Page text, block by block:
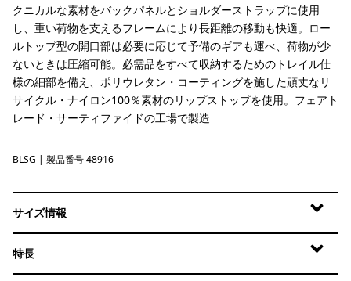
クニカルな素材をバックパネルとショルダーストラップに使用
し、重い荷物を支えるフレームにより長距離の移動も快適。ロー
ルトップ型の開口部は必要に応じて予備のギアも運べ、荷物が少
ないときは圧縮可能。必需品をすべて収納するためのトレイル仕
様の細部を備え、ポリウレタン・コーティングを施した頑丈なリ
サイクル・ナイロン100％素材のリップストップを使用。フェアト
レード・サーティファイドの工場で製造
Blue Sage
BLSG | 製品番号 48916
サイズ情報
特長